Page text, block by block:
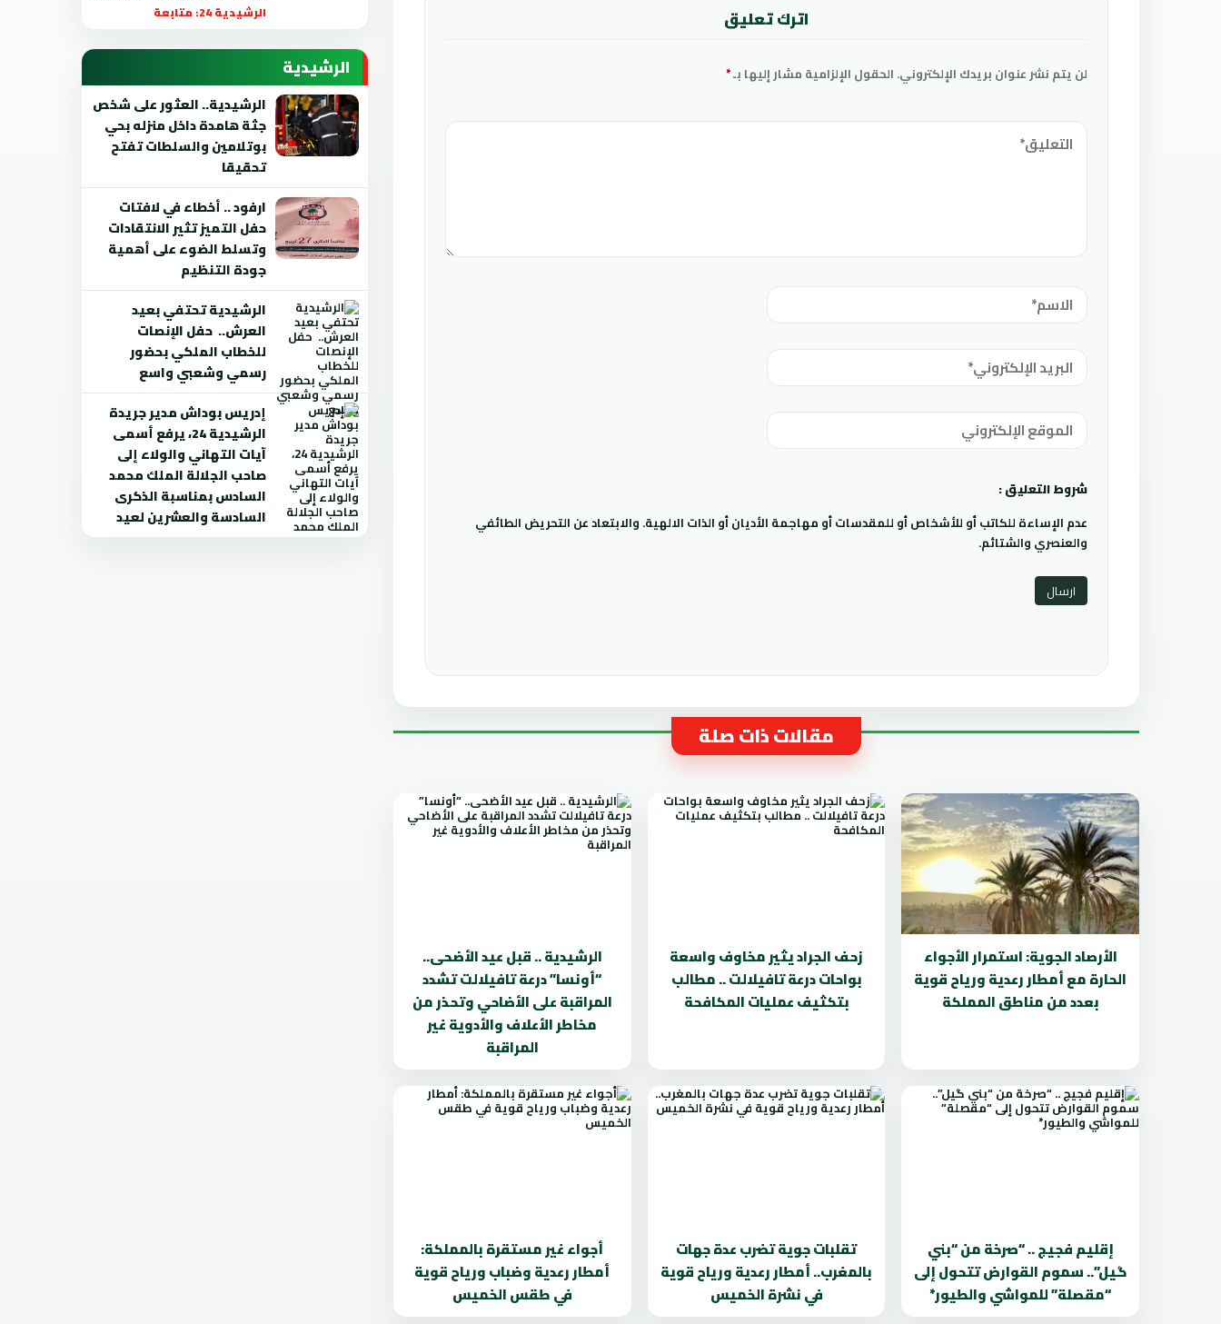
اترك تعليق
لن يتم نشر عنوان بريدك الإلكتروني. الحقول الإلزامية مشار إليها بـ*
شروط التعليق :
عدم الإساءة للكاتب أو للأشخاص أو للمقدسات أو مهاجمة الأديان أو الذات الالهية. والابتعاد عن التحريض الطائفي
والعنصري والشتائم.
مقالات ذات صلة
الأرصاد الجوية: استمرار الأجواء
الحارة مع أمطار رعدية ورياح قوية
بعدد من مناطق المملكة
زحف الجراد يثير مخاوف واسعة
بواحات درعة تافيلالت .. مطالب
بتكثيف عمليات المكافحة
الرشيدية .. قبل عيد الأضحى..
“أونسا” درعة تافيلالت تشدد
المراقبة على الأضاحي وتحذر من
مخاطر الأعلاف والأدوية غير
المراقبة
إقليم فجيج .. “صرخة من “بني
گيل”.. سموم القوارض تتحول إلى
“مقصلة” للمواشي والطيور*
تقلبات جوية تضرب عدة جهات
بالمغرب.. أمطار رعدية ورياح قوية
في نشرة الخميس
أجواء غير مستقرة بالمملكة:
أمطار رعدية وضباب ورياح قوية
في طقس الخميس
الرشيدية 24: متابعة
الرشيدية
الرشيدية.. العثور على شخص
جثة هامدة داخل منزله بحي
بوتلامين والسلطات تفتح
تحقيقا
ارفود .. أخطاء في لافتات
حفل التميز تثير الانتقادات
وتسلط الضوء على أهمية
جودة التنظيم
الرشيدية تحتفي بعيد
العرش.. حفل الإنصات
للخطاب الملكي بحضور
رسمي وشعبي واسع
إدريس بوداش مدير جريدة
الرشيدية 24، يرفع أسمى
آيات التهاني والولاء إلى
صاحب الجلالة الملك محمد
السادس بمناسبة الذكرى
السادسة والعشرين لعيد